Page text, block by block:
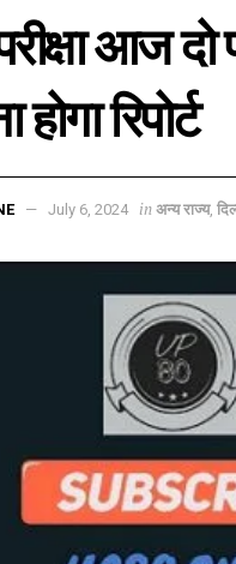
आज
रिपोर्ट
July 6, 2024 in अन्य राज्य,